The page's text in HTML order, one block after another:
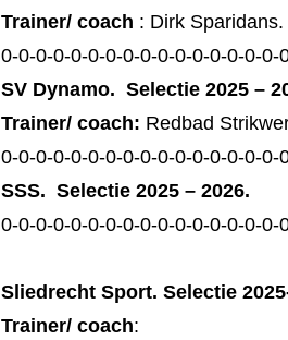
Trainer/ coach : Dirk Sparidans.
0-0-0-0-0-0-0-0-0-0-0-0-0-0-0-
SV Dynamo. Selectie 2025 –
Trainer/ coach: Redbad
0-0-0-0-0-0-0-0-0-0-0-0-0-0-0-
SSS. Selectie 2025 – 2026.
0-0-0-0-0-0-0-0-0-0-0-0-0-0-0-
Sliedrecht Sport. Selectie
Trainer/ coach: